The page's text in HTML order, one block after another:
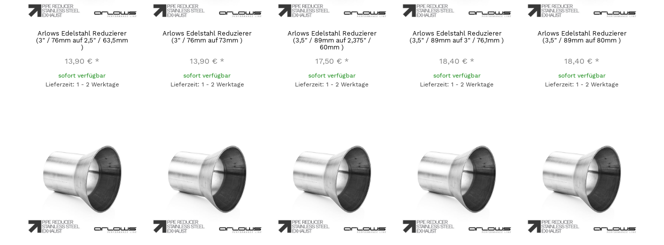
Arlows Edelstahl Reduzierer
(3" / 76mm auf 2,5" / 63,5mm
)
13,90 € *
sofort verfügbar
Lieferzeit: 1 - 2 Werktage
Arlows Edelstahl Reduzierer
(3" / 76mm auf 73mm )
13,90 € *
sofort verfügbar
Lieferzeit: 1 - 2 Werktage
Arlows Edelstahl Reduzierer
(3,5" / 89mm auf 2,375" /
60mm )
17,50 € *
sofort verfügbar
Lieferzeit: 1 - 2 Werktage
Arlows Edelstahl Reduzierer
(3,5" / 89mm auf 3" / 76,1mm )
18,40 € *
sofort verfügbar
Lieferzeit: 1 - 2 Werktage
Arlows Edelstahl Reduzierer
(3,5" / 89mm auf 80mm )
18,40 € *
sofort verfügbar
Lieferzeit: 1 - 2 Werktage